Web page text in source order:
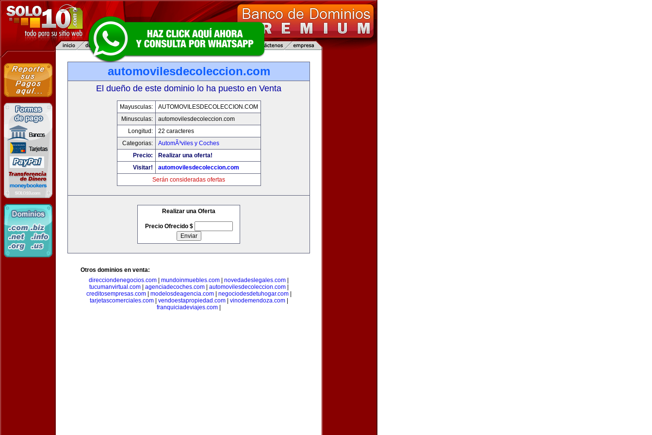
automovilesdecoleccion.com
El dueño de este dominio lo ha puesto en Venta
Mayusculas:
AUTOMOVILESDECOLECCION.COM
Minusculas:
automovilesdecoleccion.com
Longitud:
22 caracteres
Categorias:
AutomÃ³viles y Coches
Precio:
Realizar una oferta!
Visitar!
automovilesdecoleccion.com
Serán consideradas ofertas
Realizar una Oferta
Precio Ofrecido $
Otros dominios en venta:
direcciondenegocios.com
mundoinmuebles.com novedadeslegales.com
tucumanvirtual.com| agenciadecoches.com| automovilesdecoleccion.com|
creditosempresas.com| modelosdeagencia.com| negociodesdetuhogar.com|
tarjetascomerciales.com| vendoestapropiedad.com| vinodemendoza.com|
franquiciadeviajes.com